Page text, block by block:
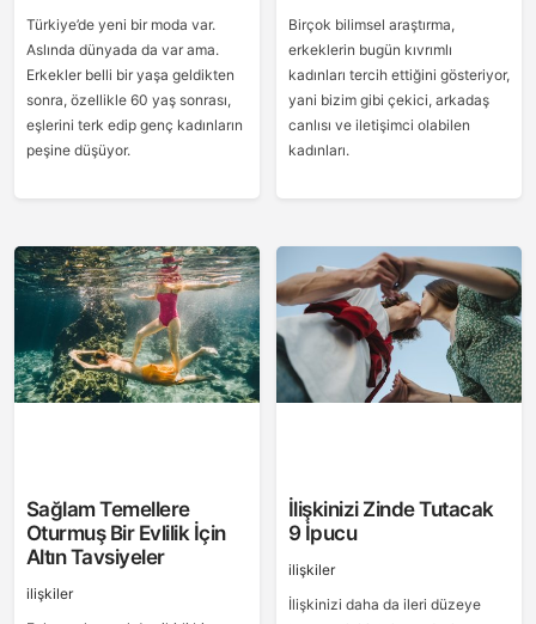
Türkiye’de yeni bir moda var.
Aslında dünyada da var ama.
Erkekler belli bir yaşa geldikten
sonra, özellikle 60 yaş sonrası,
eşlerini terk edip genç kadınların
peşine düşüyor.
Birçok bilimsel araştırma,
erkeklerin bugün kıvrımlı
kadınları tercih ettiğini gösteriyor,
yani bizim gibi çekici, arkadaş
canlısı ve iletişimci olabilen
kadınları.
Sağlam Temellere
Oturmuş Bir Evlilik İçin
Altın Tavsiyeler
ilişkiler
İlişkinizi Zinde Tutacak
9 İpucu
ilişkiler
İlişkinizi daha da ileri düzeye